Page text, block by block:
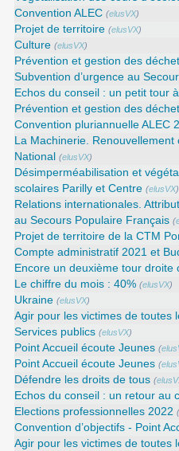
Convention ALEC (elusVX)
Projet de territoire (elusVX)
Culture (elusVX)
Prévention et gestion des
Subvention d’urgence au
Echos du conseil : un petit tour
Prévention et gestion des
Convention pluriannuelle ALEC
La Machinerie. Renouvellement
National
(elusVX)
Désimperméabilisation et
scolaires Parilly et Centre (elusVX)
Relations internationales.
au Secours Populaire Français (
Projet de territoire de la CTM
Compte administratif 2021 et
Encore un deuxième tour droite
Le chiffre du mois : 40% (elusVX)
Ukraine (elusVX)
Agir pour les victimes de toutes
Services publics (elusVX)
Point Accueil écoute Jeunes (
Point Accueil écoute Jeunes (
Défendre les droits de tous (
Echos du conseil : un retour au
Elections professionnelles 2022
Convention d’objectifs - Point
Agir pour les victimes de toutes